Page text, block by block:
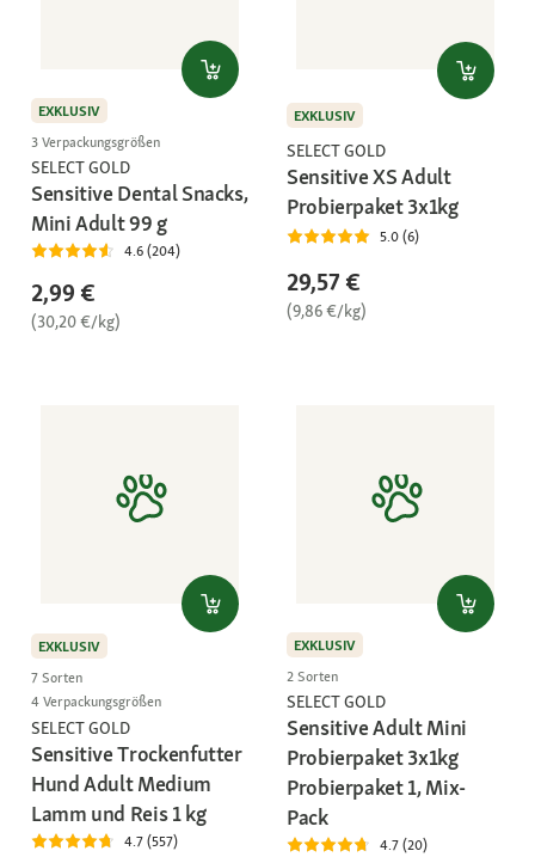
EXKLUSIV
3 Verpackungsgrößen
SELECT GOLD
Sensitive Dental Snacks,
Mini Adult 99 g
4.6 (204)
2,99 €
(30,20 €/kg)
EXKLUSIV
SELECT GOLD
Sensitive XS Adult
Probierpaket 3x1kg
5.0 (6)
29,57 €
(9,86 €/kg)
EXKLUSIV
7 Sorten
4 Verpackungsgrößen
SELECT GOLD
Sensitive Trockenfutter
Hund Adult Medium
Lamm und Reis 1 kg
4.7 (557)
EXKLUSIV
2 Sorten
SELECT GOLD
Sensitive Adult Mini
Probierpaket 3x1kg
Probierpaket 1, Mix-
Pack
4.7 (20)